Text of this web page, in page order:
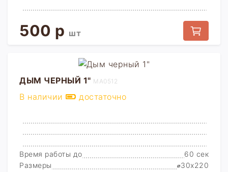
500 р шт
ДЫМ ЧЕРНЫЙ 1" MA0512
В наличии достаточно
Время работы до
60 сек
Размеры
⌀30x220